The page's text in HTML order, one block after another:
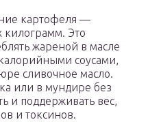
картофеля —
Это
жареной в масле
соусами,
сливочное масло.
или в мундире без
и поддерживать вес,
и токсинов.